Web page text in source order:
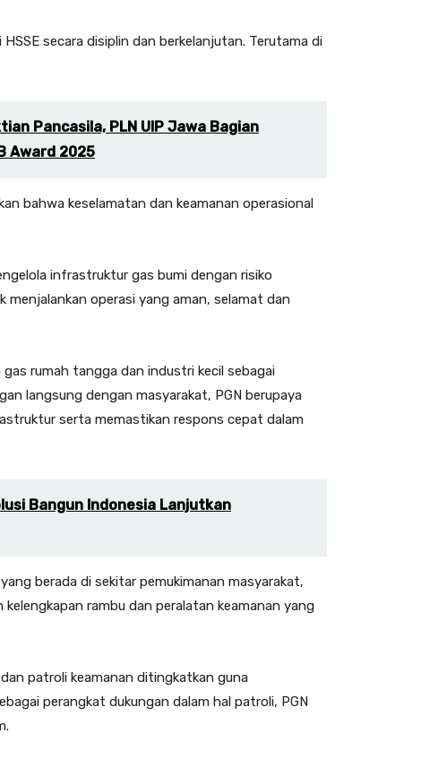
secara disiplin dan berkelanjutan. Terutama di
Pancasila, PLN UIP Jawa Bagian
Award 2025
bahwa keselamatan dan keamanan operasional
infrastruktur gas bumi dengan risiko
operasi yang aman, selamat dan
rumah tangga dan industri kecil sebagai
langsung dengan masyarakat, PGN berupaya
serta memastikan respons cepat dalam
Bangun Indonesia Lanjutkan
berada di sekitar pemukimanan masyarakat,
rambu dan peralatan keamanan yang
patroli keamanan ditingkatkan guna
perangkat dukungan dalam hal patroli, PGN